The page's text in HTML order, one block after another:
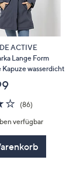
ACTIVE
Lange Form
Kapuze wasserdicht
4.1
von
5
(86)86
verfügbar